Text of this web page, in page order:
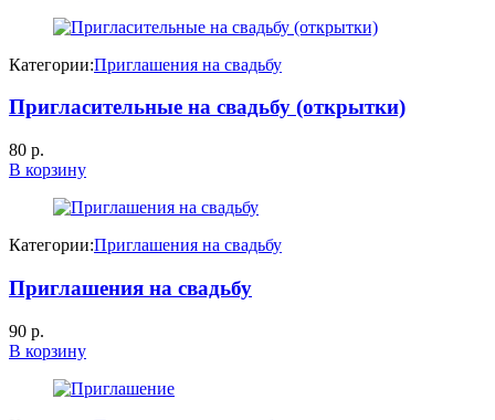
Категории:Приглашения на свадьбу
Пригласительные на свадьбу (открытки)
80 р.
В корзину
Категории:Приглашения на свадьбу
Приглашения на свадьбу
90 р.
В корзину